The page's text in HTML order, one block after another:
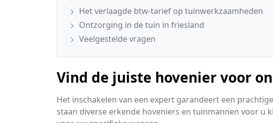
Het verlaagde btw-tarief op tuinwerkzaamheden
Ontzorging in de tuin in friesland
Veelgestelde vragen
Vind de juiste hovenier voor
Het inschakelen van een expert garandeert een
staan diverse erkende hoveniers en tuinmannen voor u